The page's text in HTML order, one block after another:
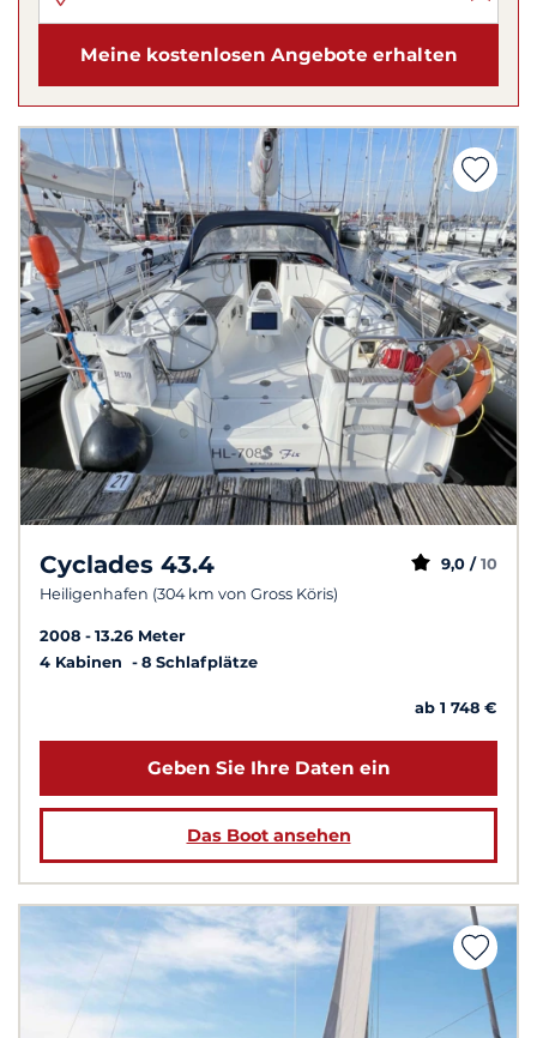
Meine kostenlosen Angebote erhalten
Cyclades 43.4
Heiligenhafen (304 km von Gross Köris)
9,0 / 10
2008
13.26 Meter
4 Kabinen
8 Schlafplätze
ab 1 748 €
Geben Sie Ihre Daten ein
Das Boot ansehen